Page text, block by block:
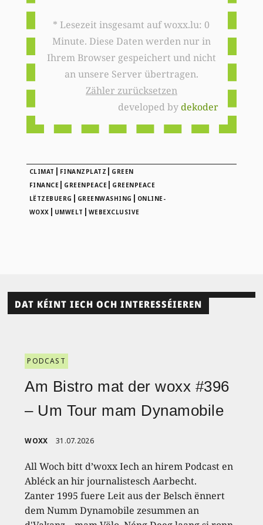
* Lesezeit insgesamt auf woxx.lu: 0
Minute. Diese Daten werden nur in
Ihrem Browser gespeichert und nicht
an unsere Server übertragen.
Zähler zurücksetzen
developed bydekoder
CLIMAT | FINANZPLATZ | GREEN
FINANCE | GREENPEACE | GREENPEACE
LËTZEBUERG | GREENWASHING | ONLINE-
WOXX | UMWELT | WEBEXCLUSIVE
DAT KÉINT IECH OCH INTERESSÉIEREN
PODCAST
Am Bistro mat der woxx #396
– Um Tour mam Dynamobile
WOXX 31.07.2026
All Woch bitt d’woxx Iech an hirem Podcast en
Abléck an hir journalistesch Aarbecht.
Zanter 1995 fuere Leit aus der Belsch ënnert
dem Numm Dynamobile zesummen an